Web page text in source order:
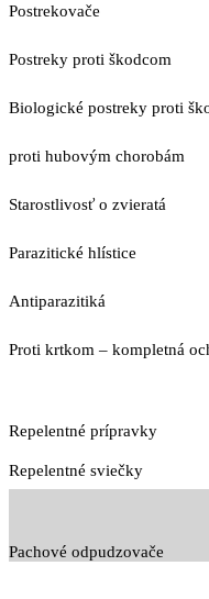
Postrekovače
Postreky proti škodcom
Biologické postreky proti
proti hubovým chorobám
Starostlivosť o zvieratá
Parazitické hlístice
Antiparazitiká
Proti krtkom – kompletná
Repelentné prípravky
Repelentné sviečky
Pachové odpudzovače